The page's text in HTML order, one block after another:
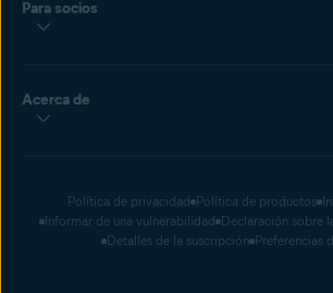
Para socios
Acerca de
Política de privacidad Política de productos
Informar de una vulnerabilidad Declaración sobre
Detalles de la suscripción Preferencias